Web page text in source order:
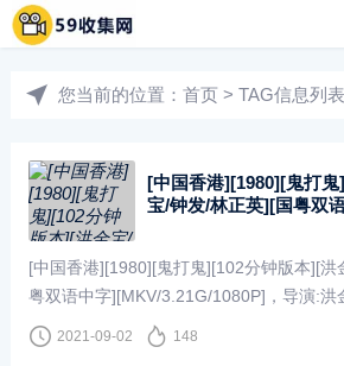
您当前的位置： 首页 > TAG信息列
[中国香港][1980][鬼打
宝/钟发/林正英][国粤双
[中国香港][1980][鬼打鬼][102分钟版本][洪
粤双语中字][MKV/3.21G/1080P]，导演:洪
2021-09-02 148